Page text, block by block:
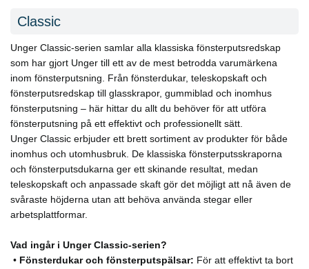
Classic
Unger Classic-serien samlar alla klassiska fönsterputsredskap
som har gjort Unger till ett av de mest betrodda varumärkena
inom fönsterputsning. Från fönsterdukar, teleskopskaft och
fönsterputsredskap till glasskrapor, gummiblad och inomhus
fönsterputsning – här hittar du allt du behöver för att utföra
fönsterputsning på ett effektivt och professionellt sätt.
Unger Classic erbjuder ett brett sortiment av produkter för både
inomhus och utomhusbruk. De klassiska fönsterputsskraporna
och fönsterputsdukarna ger ett skinande resultat, medan
teleskopskaft och anpassade skaft gör det möjligt att nå även de
svåraste höjderna utan att behöva använda stegar eller
arbetsplattformar.
Vad ingår i Unger Classic-serien?
• Fönsterdukar och fönsterputspälsar: För att effektivt ta bort